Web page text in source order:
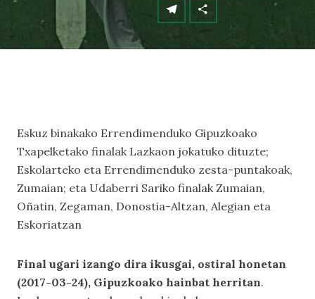
Eskuz binakako Errendimenduko Gipuzkoako
Txapelketako finalak Lazkaon jokatuko dituzte;
Eskolarteko eta Errendimenduko zesta-puntakoak,
Zumaian; eta Udaberri Sariko finalak Zumaian,
Oñatin, Zegaman, Donostia-Altzan, Alegian eta
Eskoriatzan
Final ugari izango dira ikusgai, ostiral honetan
(2017-03-24), Gipuzkoako hainbat herritan.